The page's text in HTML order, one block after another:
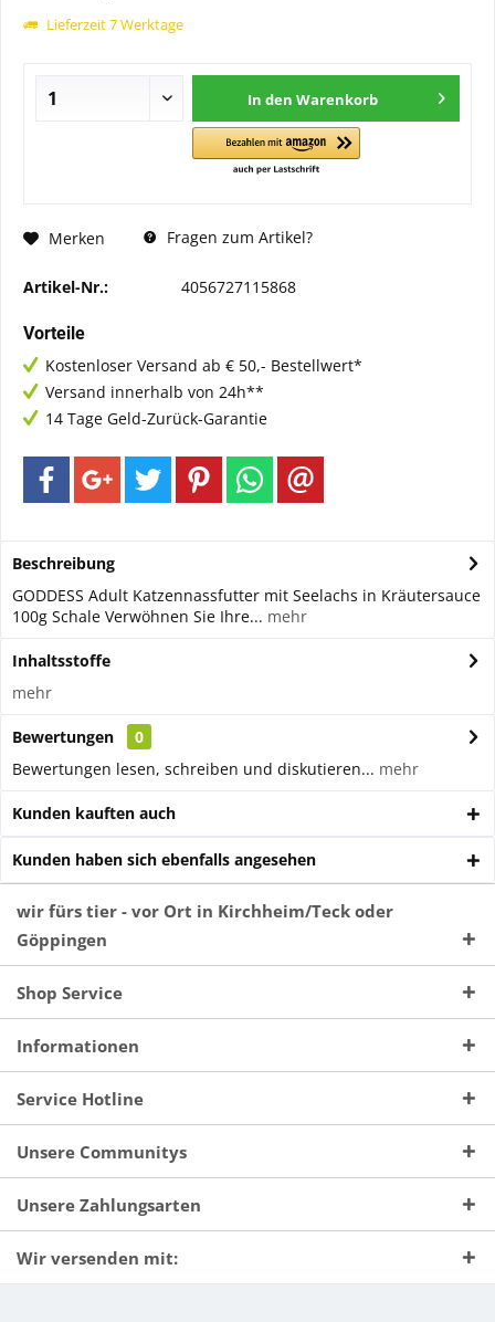
Lieferzeit 7 Werktage
In den Warenkorb
Merken Fragen zum Artikel?
Artikel-Nr.: 4056727115868
Vorteile
Kostenloser Versand ab € 50,- Bestellwert*
Versand innerhalb von 24h**
14 Tage Geld-Zurück-Garantie
Beschreibung
GODDESS Adult Katzennassfutter mit Seelachs in Kräutersauce
100g Schale Verwöhnen Sie Ihre... mehr
Inhaltsstoffe
mehr
Bewertungen
0
Bewertungen lesen, schreiben und diskutieren... mehr
Kunden kauften auch
Kunden haben sich ebenfalls angesehen
wir fürs tier - vor Ort in Kirchheim/Teck oder
Göppingen
Shop Service
Informationen
Service Hotline
Unsere Communitys
Unsere Zahlungsarten
Wir versenden mit: